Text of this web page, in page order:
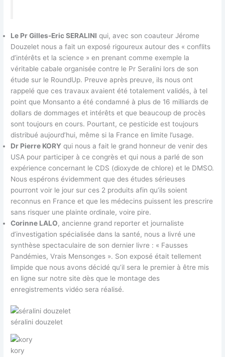
Le Pr Gilles-Eric SERALINI qui, avec son coauteur Jérome
Douzelet nous a fait un exposé rigoureux autour des « conflits
d’intérêts et la science » en prenant comme exemple la
véritable cabale organisée contre le Pr Seralini lors de son
étude sur le RoundUp. Preuve après preuve, ils nous ont
rappelé que ces travaux avaient été totalement validés, à tel
point que Monsanto a été condamné à plus de 16 milliards de
dollars de dommages et intérêts et que beaucoup de procès
sont toujours en cours. Pourtant, ce pesticide est toujours
distribué aujourd’hui, même si la France en limite l’usage.
Dr Pierre KORY qui nous a fait le grand honneur de venir des
USA pour participer à ce congrès et qui nous a parlé de son
expérience concernant le CDS (dioxyde de chlore) et le DMSO.
Nous espérons évidemment que des études sérieuses
pourront voir le jour sur ces 2 produits afin qu’ils soient
reconnus en France et que les médecins puissent les prescrire
sans risquer une plainte ordinale, voire pire.
Corinne LALO, ancienne grand reporter et journaliste
d’investigation spécialisée dans la santé, nous a livré une
synthèse spectaculaire de son dernier livre : « Fausses
Pandémies, Vrais Mensonges ». Son exposé était tellement
limpide que nous avons décidé qu’il sera le premier à être mis
en ligne sur notre site dès que le montage des
enregistrements vidéo sera réalisé.
séralini douzelet
kory